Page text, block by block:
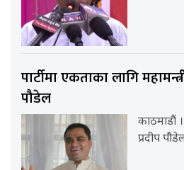
पार्टीमा एकताका लागि
पौडेल
काठमाडौं
प्रदीप